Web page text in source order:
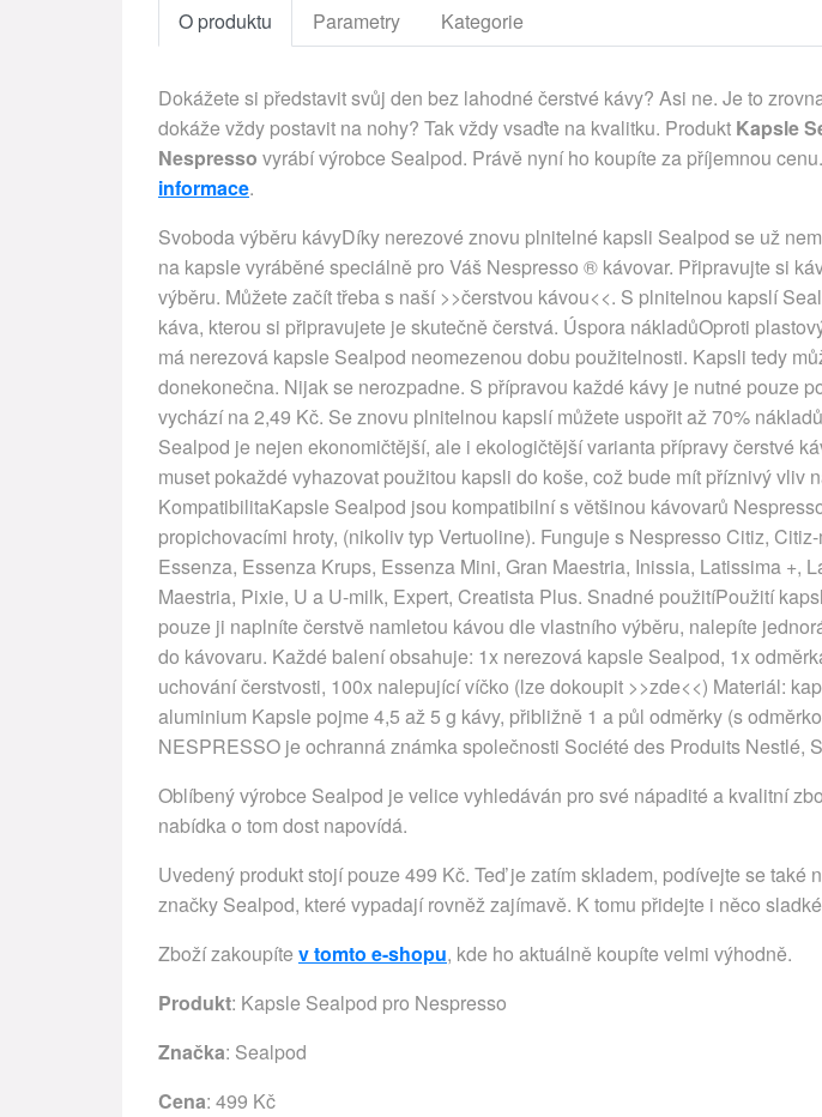
O produktu Parametry Kategorie
Dokážete si představit svůj den bez lahodné čerstvé kávy? Asi ne. Je to
dokáže vždy postavit na nohy? Tak vždy vsaďte na kvalitku. Produkt Kapsle
Nespresso vyrábí výrobce Sealpod. Právě nyní ho koupíte za příjemnou cenu.
informace.
Svoboda výběru kávyDíky nerezové znovu plnitelné kapsli Sealpod se už
na kapsle vyráběné speciálně pro Váš Nespresso ® kávovar. Připravujte si
výběru. Můžete začít třeba s naší >>čerstvou kávou<<. S plnitelnou kapslí
káva, kterou si připravujete je skutečně čerstvá. Úspora nákladůOproti
má nerezová kapsle Sealpod neomezenou dobu použitelnosti. Kapsli tedy
donekonečna. Nijak se nerozpadne. S přípravou každé kávy je nutné pouze
vychází na 2,49 Kč. Se znovu plnitelnou kapslí můžete uspořit až 70%
Sealpod je nejen ekonomičtější, ale i ekologičtější varianta přípravy čerstvé
muset pokaždé vyhazovat použitou kapsli do koše, což bude mít příznivý vliv
KompatibilitaKapsle Sealpod jsou kompatibilní s většinou kávovarů
propichovacími hroty, (nikoliv typ Vertuoline). Funguje s Nespresso Citiz,
Essenza, Essenza Krups, Essenza Mini, Gran Maestria, Inissia, Latissima +,
Maestria, Pixie, U a U-milk, Expert, Creatista Plus. Snadné použitíPoužití
pouze ji naplníte čerstvě namletou kávou dle vlastního výběru, nalepíte
do kávovaru. Každé balení obsahuje: 1x nerezová kapsle Sealpod, 1x
uchování čerstvosti, 100x nalepující víčko (lze dokoupit >>zde<<) Materiál:
aluminium Kapsle pojme 4,5 až 5 g kávy, přibližně 1 a půl odměrky (s
NESPRESSO je ochranná známka společnosti Société des Produits Nestlé,
Oblíbený výrobce Sealpod je velice vyhledáván pro své nápadité a kvalitní
nabídka o tom dost napovídá.
Uvedený produkt stojí pouze 499 Kč. Teď je zatím skladem, podívejte se také
značky Sealpod, které vypadají rovněž zajímavě. K tomu přidejte i něco
Zboží zakoupíte v tomto e-shopu, kde ho aktuálně koupíte velmi výhodně.
Produkt: Kapsle Sealpod pro Nespresso
Značka: Sealpod
Cena: 499 Kč